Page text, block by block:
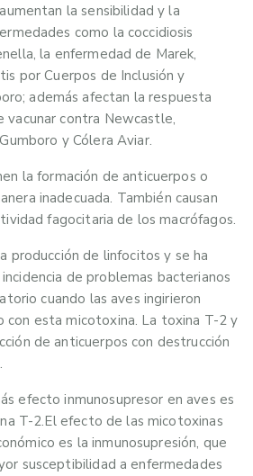
la sensibilidad y la
como la coccidiosis
la enfermedad de Marek,
por Cuerpos de Inclusión y
además afectan la respuesta
vacunar contra Newcastle,
y Cólera Aviar.
la formación de anticuerpos o
inadecuada. También causan
fagocitaria de los macrófagos.
producción de linfocitos y se ha
de problemas bacterianos
cuando las aves ingirieron
con esta micotoxina. La toxina T-2 y
de anticuerpos con destrucción
efecto inmunosupresor en aves es
T-2.El efecto de las micotoxinas
es la inmunosupresión, que
susceptibilidad a enfermedades